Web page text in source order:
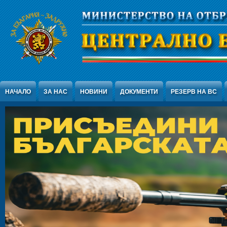
Jump to Content
НАЧАЛО ЗА НАС НОВИНИ ДОКУМЕНТИ РЕЗЕРВ НА ВС